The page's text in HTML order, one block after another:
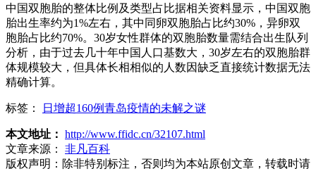
中国双胞胎的整体比例及类型占比据相关资料显示，中国双胞
胎出生率约为1%左右，其中同卵双胞胎占比约30%，异卵双
胞胎占比约70%。30岁女性群体的双胞胎数量需结合出生队列
分析，由于过去几十年中国人口基数大，30岁左右的双胞胎群
体规模较大，但具体长相相似的人数因缺乏直接统计数据无法
精确计算。
标签： 日增超160例青岛疫情的未解之谜
本文地址： http://www.ffidc.cn/32107.html
文章来源：
非凡百科
版权声明： 除非特别标注，否则均为本站原创文章，转载时请